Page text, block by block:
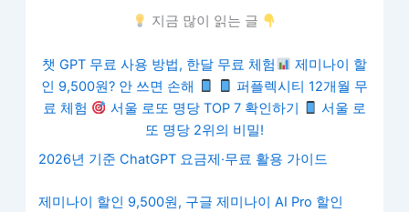
지금 많이 읽는 글
챗 GPT 무료 사용 방법, 한달 무료 체험
제미나이 할
인 9,500원? 안 쓰면 손해
퍼플렉시티 12개월 무
료 체험
서울 로또 명당 TOP 7 확인하기
서울 로
또 명당 2위의 비밀!
2026년 기준 ChatGPT 요금제·무료 활용 가이드
제미나이 할인 9,500원, 구글 제미나이 AI Pro 할인